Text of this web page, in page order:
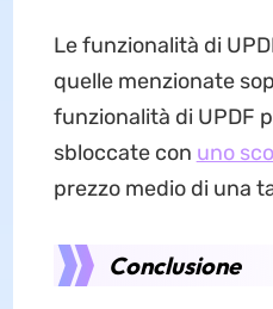
Le funzionalità di
quelle menzionate
funzionalità di UPDF
sbloccate con uno
prezzo medio di una
Conclusione